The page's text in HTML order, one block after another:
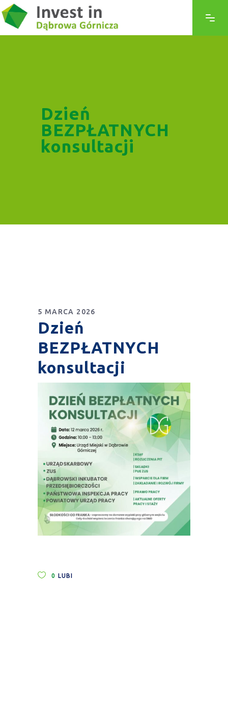
Dzień
BEZPŁATNYCH
konsultacji
5 MARCA 2026
Dzień
BEZPŁATNYCH
konsultacji
0 LUBI